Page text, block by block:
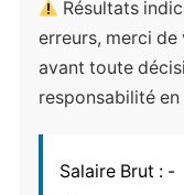
Résultats
erreurs, merci
avant toute
responsabilité
Salaire Brut : -